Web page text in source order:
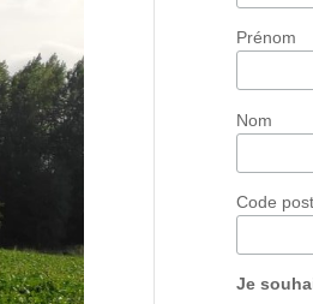
Prénom
Nom
Code
Je